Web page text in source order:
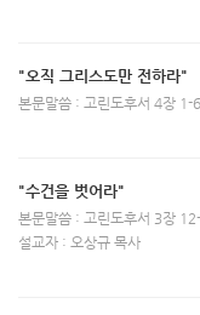
"오직 그리스도만 전하라"
본문말씀 : 고린도후서 4장 1-
"수건을 벗어라"
본문말씀 : 고린도후서 3장
설교자 : 오상규 목사